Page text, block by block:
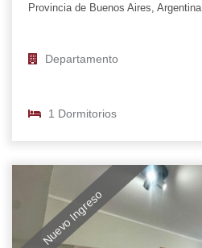
Provincia de Buenos Aires, Argentina
Departamento
1 Dormitorios
Nuevo Ingreso